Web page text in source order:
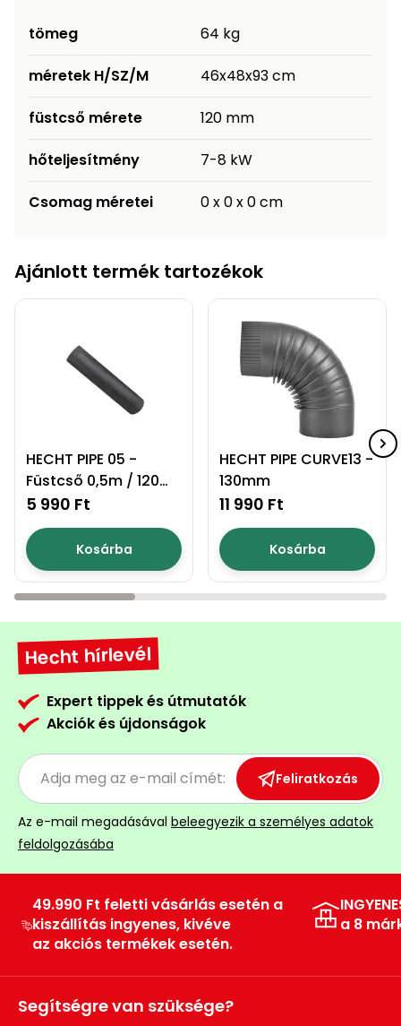
tömeg 64 kg
méretek H/SZ/M 46x48x93 cm
füstcső mérete 120 mm
hőteljesítmény 7-8 kW
Csomag méretei 0 x 0 x 0 cm
Ajánlott termék tartozékok
HECHT PIPE 05 -
Füstcső 0,5m / 120
mm
5 990 Ft
Kosárba
HECHT PIPE CURVE13 -
130mm
11 990 Ft
Kosárba
Hecht hírlevél
Expert tippek és útmutatók
Akciók és újdonságok
Feliratkozás
Az e-mail megadásával beleegyezik a személyes adatok
feldolgozásába
49.990 Ft feletti vásárlás esetén a
kiszállítás ingyenes, kivéve
az akciós termékek esetén.
a 8
Segítségre van szüksége?